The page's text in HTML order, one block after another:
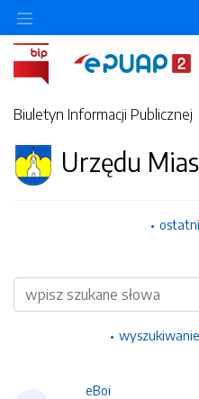
Biuletyn Informacji Publicznej
Urzędu
Wyszukiwarka
eBoi